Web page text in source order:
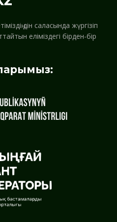
дін саласында жүргізіп
еліміздегі бірден-бір